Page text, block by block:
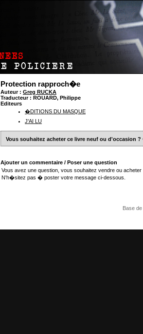
Protection rapproch�e
Auteur : Greg RUCKA
Traducteur : ROUARD, Philippe
Editeurs
�DITIONS DU MASQUE
J'AI LU
Vous souhaitez acheter ce livre neuf ou d'occasion ?
Ajouter un commentaire / Poser une question
Vous avez une question, vous souhaitez vendre ou
N'h�sitez pas � poster votre message ci-dessous.
Base